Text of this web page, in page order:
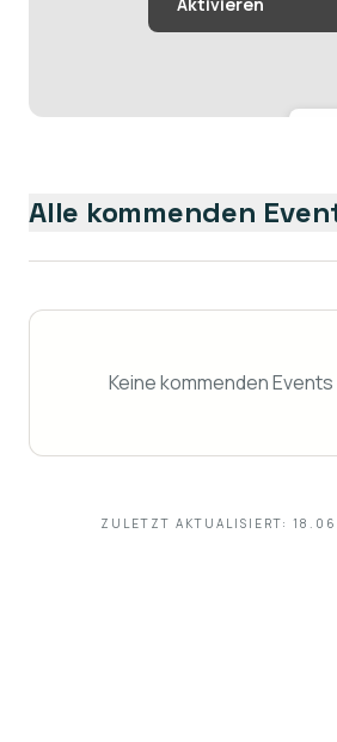
Alle kommenden
Keine kommenden
ZULETZT AKTUALISIERT: